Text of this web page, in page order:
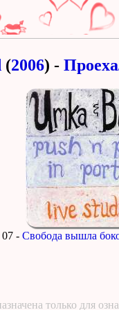
(2006) -
07 - Свобода вышла
только для